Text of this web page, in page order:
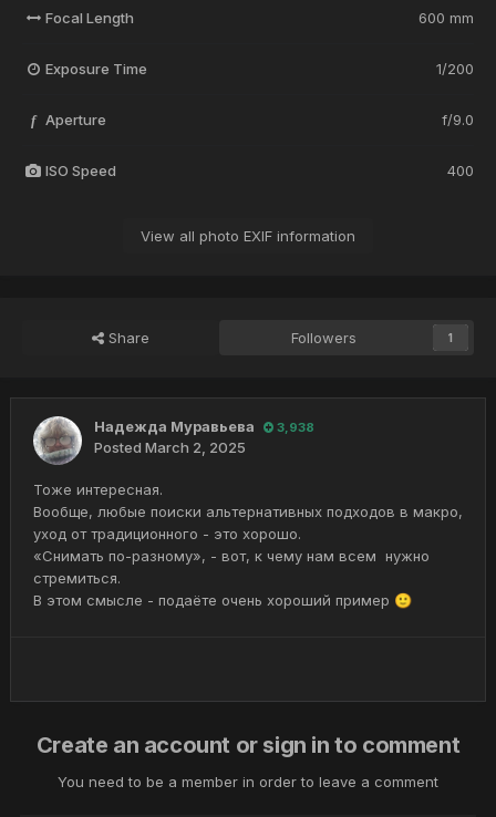
Focal Length 600 mm
Exposure Time 1/200
f Aperture f/9.0
ISO Speed 400
View all photo EXIF information
Share Followers 1
Надежда Муравьева 3,938
Posted March 2, 2025
Тоже интересная.
Вообще, любые поиски альтернативных подходов в макро,
уход от традиционного - это хорошо.
«Снимать по-разному», - вот, к чему нам всем нужно
стремиться.
В этом смысле - подаёте очень хороший пример 🙂
Create an account or sign in to comment
You need to be a member in order to leave a comment